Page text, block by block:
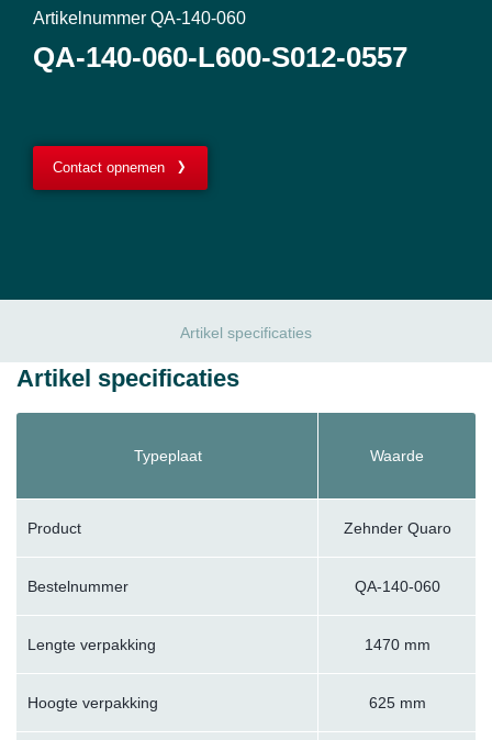
Artikelnummer QA-140-060
QA-140-060-L600-S012-0557
Contact opnemen
Artikel specificaties
Artikel specificaties
Typeplaat Waarde
Product Zehnder Quaro
Bestelnummer QA-140-060
Lengte verpakking 1470 mm
Hoogte verpakking 625 mm